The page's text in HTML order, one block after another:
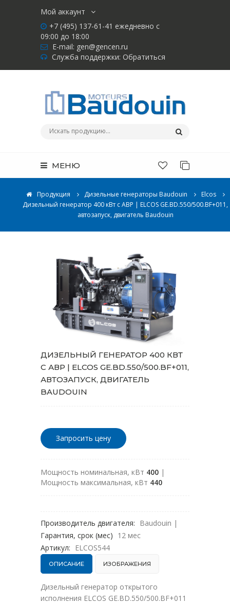
Мой аккаунт
+7 (495) 137-61-41 ежедневно с
09:00 до 18:00
E-mail: gen@gencen.ru
Служба поддержки: Обратиться
МЕНЮ
Продукция Дизельные генераторы Baudouin
Elcos
Дизельный генератор 400 кВт с АВР | ELCOS GE.BD.550/500.BF+011,
автозапуск, двигатель Baudouin
ДИЗЕЛЬНЫЙ ГЕНЕРАТОР 400 КВТ
С АВР | ELCOS GE.BD.550/500.BF+011,
АВТОЗАПУСК, ДВИГАТЕЛЬ
BAUDOUIN
Запросить цену
Мощность номинальная, кВт 400 |
Мощность максимальная, кВт 440
Производитель двигателя: Baudouin |
Гарантия, срок (мес) 12 мес
Артикул:
ELCOS544
ОПИСАНИЕ ИЗОБРАЖЕНИЯ
Дизельный генератор открытого
исполнения ELCOS GE.BD.550/500.BF+011